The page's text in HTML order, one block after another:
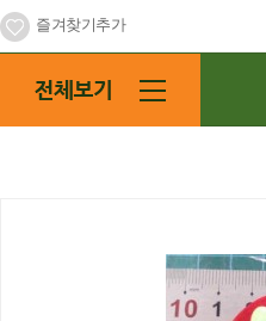
즐겨찾기추가